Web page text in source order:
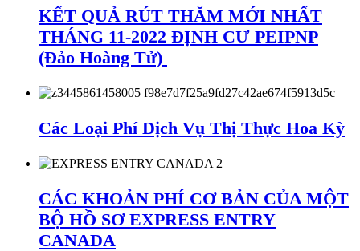
KẾT QUẢ RÚT THĂM MỚI NHẤT
THÁNG 11-2022 ĐỊNH CƯ PEIPNP
(Đảo Hoàng Tử)
Các Loại Phí Dịch Vụ Thị Thực Hoa Kỳ
CÁC KHOẢN PHÍ CƠ BẢN CỦA MỘT
BỘ HỒ SƠ EXPRESS ENTRY
CANADA